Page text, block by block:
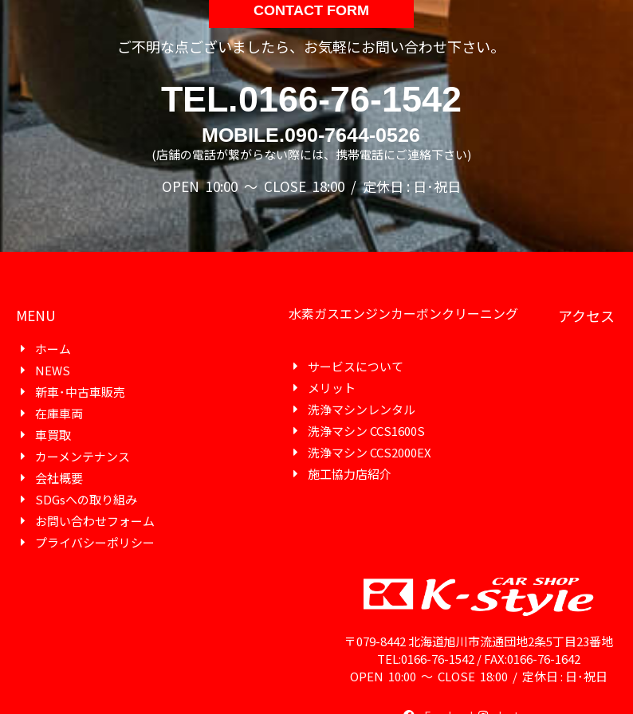
CONTACT FORM
ご不明な点ございましたら、お気軽にお問い合わせ下さい。
TEL.0166-76-1542
MOBILE.090-7644-0526
(店舗の電話が繋がらない際には、携帯電話にご連絡下さい)
OPEN 10:00 ～ CLOSE 18:00 / 定休日 : 日･祝日
MENU
ホーム
NEWS
新車･中古車販売
在庫車両
車買取
カーメンテナンス
会社概要
SDGsへの取り組み
お問い合わせフォーム
プライバシーポリシー
水素ガスエンジンカーボンクリーニング
サービスについて
メリット
洗浄マシンレンタル
洗浄マシン CCS1600S
洗浄マシン CCS2000EX
施工協力店紹介
アクセス
〒079-8442 北海道旭川市流通団地2条5丁目23番地
TEL:0166-76-1542 / FAX:0166-76-1642
OPEN 10:00 ～ CLOSE 18:00 / 定休日 : 日･祝日